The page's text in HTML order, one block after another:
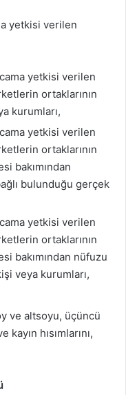
yetkisi verilen
yetkisi verilen
ortaklarının
kurumları,
yetkisi verilen
ortaklarının
bakımından
bulunduğu gerçek
yetkisi verilen
ortaklarının
bakımından nüfuzu
veya kurumları,
ve altsoyu, üçüncü
hısımlarını,